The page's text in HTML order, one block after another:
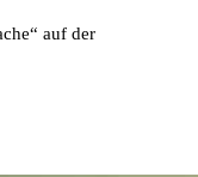
auf der